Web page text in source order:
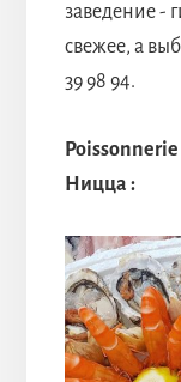
заведение -
свежее, а
39 98 94.
Ницца :